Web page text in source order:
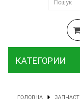
КАТЕГОРИИ
ГОЛОВНА